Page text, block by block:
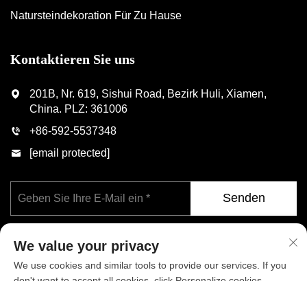
Natursteindekoration Für Zu Hause
Kontaktieren Sie uns
201B, Nr. 619, Sishui Road, Bezirk Huli, Xiamen,
China. PLZ: 361006
+86-592-5537348
[email protected]
Senden
We value your privacy
We use cookies and similar tools to provide our services. If you